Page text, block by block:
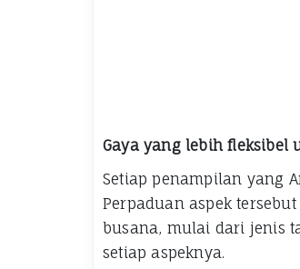
Gaya yang lebih fleksibel
Setiap penampilan yang
Perpaduan aspek
busana, mulai dari jenis
setiap aspeknya.